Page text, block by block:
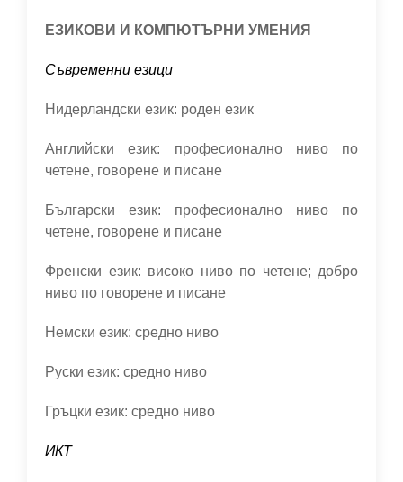
ЕЗИКОВИ И КОМПЮТЪРНИ УМЕНИЯ
Съвременни езици
Нидерландски език: роден език
Английски език: професионално ниво по
четене, говорене и писане
Български език: професионално ниво по
четене, говорене и писане
Френски език: високо ниво по четене; добро
ниво по говорене и писане
Немски език: средно ниво
Руски език: средно ниво
Гръцки език: средно ниво
ИКТ